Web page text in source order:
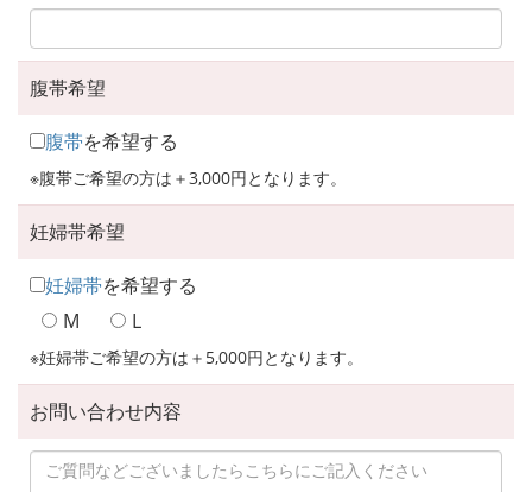
腹帯希望
腹帯を希望する
※腹帯ご希望の方は＋3,000円となります。
妊婦帯希望
妊婦帯を希望する
M
L
※妊婦帯ご希望の方は＋5,000円となります。
お問い合わせ内容